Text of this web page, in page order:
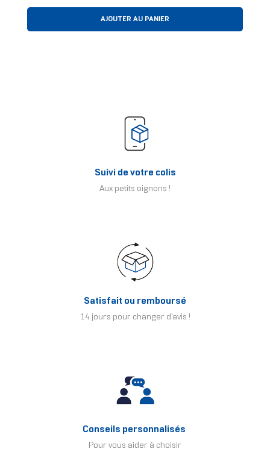
AJOUTER AU PANIER
Suivi de votre colis
Aux petits oignons !
Satisfait ou remboursé
14 jours pour changer d'avis !
Conseils personnalisés
Pour vous aider à choisir